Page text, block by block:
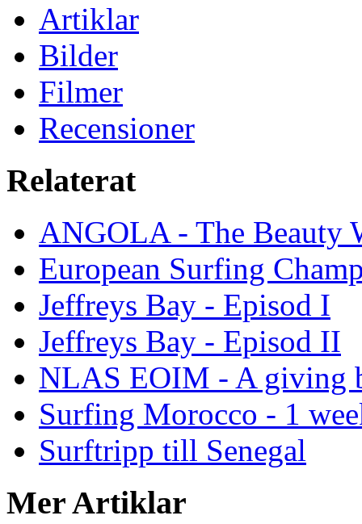
Artiklar
Bilder
Filmer
Recensioner
Relaterat
ANGOLA - The Beauty
European Surfing
Jeffreys Bay - Episod I
Jeffreys Bay - Episod II
NLAS EOIM - A giving
Surfing Morocco - 1
Surftripp till Senegal
Mer Artiklar